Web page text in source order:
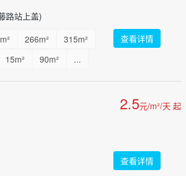
路站上盖)
266m²
315m²
15m² 90m² ...
查看详情
2.5元/m²/天 起
查看详情